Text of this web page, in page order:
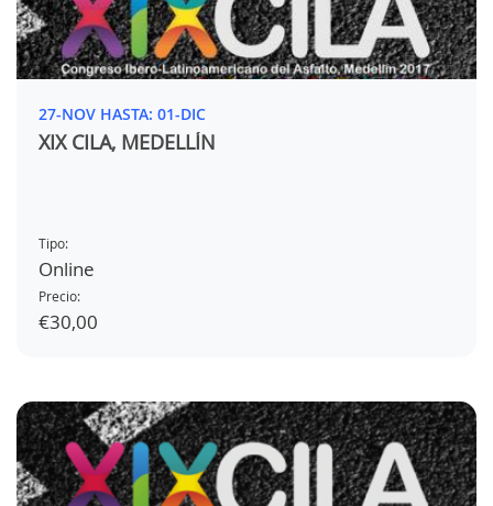
27-NOV HASTA: 01-DIC
XIX CILA, MEDELLÍN
Tipo:
Online
Precio:
€30,00